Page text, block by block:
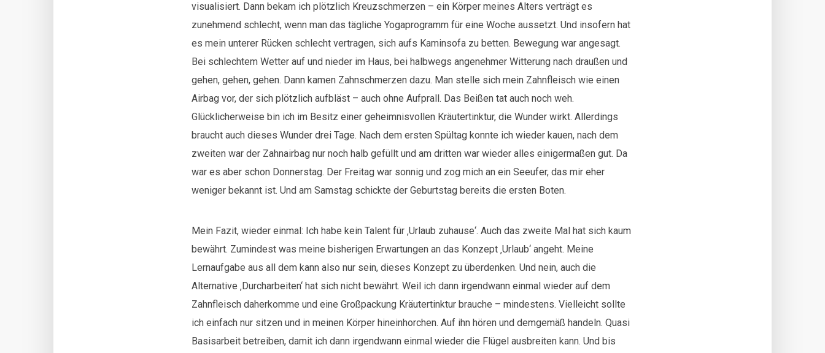
visualisiert. Dann bekam ich plötzlich Kreuzschmerzen – ein Körper meines Alters verträgt es
zunehmend schlecht, wenn man das tägliche Yogaprogramm für eine Woche aussetzt. Und insofern hat
es mein unterer Rücken schlecht vertragen, sich aufs Kaminsofa zu betten. Bewegung war angesagt.
Bei schlechtem Wetter auf und nieder im Haus, bei halbwegs angenehmer Witterung nach draußen und
gehen, gehen, gehen. Dann kamen Zahnschmerzen dazu. Man stelle sich mein Zahnfleisch wie einen
Airbag vor, der sich plötzlich aufbläst – auch ohne Aufprall. Das Beißen tat auch noch weh.
Glücklicherweise bin ich im Besitz einer geheimnisvollen Kräutertinktur, die Wunder wirkt. Allerdings
braucht auch dieses Wunder drei Tage. Nach dem ersten Spültag konnte ich wieder kauen, nach dem
zweiten war der Zahnairbag nur noch halb gefüllt und am dritten war wieder alles einigermaßen gut. Da
war es aber schon Donnerstag. Der Freitag war sonnig und zog mich an ein Seeufer, das mir eher
weniger bekannt ist. Und am Samstag schickte der Geburtstag bereits die ersten Boten.
Mein Fazit, wieder einmal: Ich habe kein Talent für ‚Urlaub zuhause‘. Auch das zweite Mal hat sich kaum
bewährt. Zumindest was meine bisherigen Erwartungen an das Konzept ‚Urlaub‘ angeht. Meine
Lernaufgabe aus all dem kann also nur sein, dieses Konzept zu überdenken. Und nein, auch die
Alternative ‚Durcharbeiten‘ hat sich nicht bewährt. Weil ich dann irgendwann einmal wieder auf dem
Zahnfleisch daherkomme und eine Großpackung Kräutertinktur brauche – mindestens. Vielleicht sollte
ich einfach nur sitzen und in meinen Körper hineinhorchen. Auf ihn hören und demgemäß handeln. Quasi
Basisarbeit betreiben, damit ich dann irgendwann einmal wieder die Flügel ausbreiten kann. Und bis